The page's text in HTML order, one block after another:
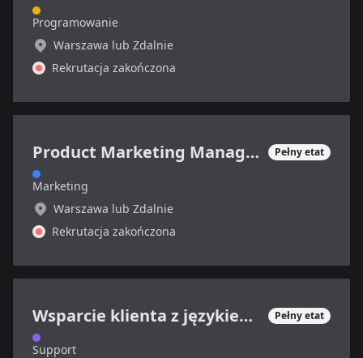
Programowanie
Warszawa lub Zdalnie
Rekrutacja zakończona
Product Marketing Manager (SaaS) Pełny etat
Marketing
Warszawa lub Zdalnie
Rekrutacja zakończona
Wsparcie klienta z językiem francuskim Pełny etat
Support